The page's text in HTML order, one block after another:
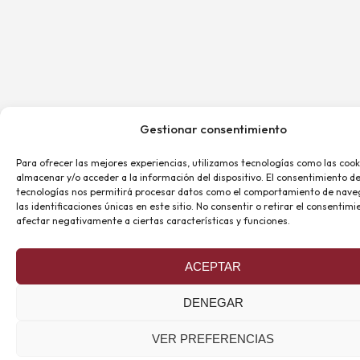
Gestionar consentimiento
Para ofrecer las mejores experiencias, utilizamos tecnologías como las
almacenar y/o acceder a la información del dispositivo. El consentimiento
tecnologías nos permitirá procesar datos como el comportamiento de
las identificaciones únicas en este sitio. No consentir o retirar el
afectar negativamente a ciertas características y funciones.
ACEPTAR
DENEGAR
VER PREFERENCIAS